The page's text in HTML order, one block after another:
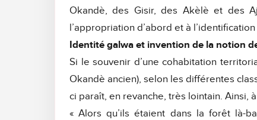
Okandè, des Gisir, des Akèlè et des
l’appropriation d’abord et à
Identité galwa et invention de la notion
Si le souvenir d’une cohabitation
Okandè ancien), selon les différentes
ci paraît, en revanche, très lointain. Ainsi,
« Alors qu’ils étaient dans la forêt là-